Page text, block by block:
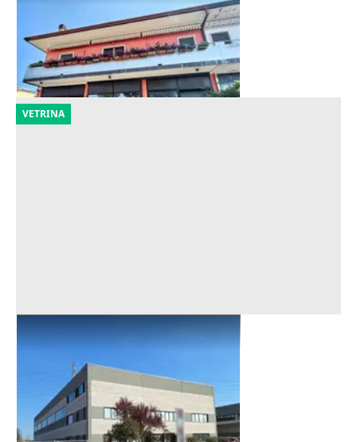
Zevio (Verona)
120.180 €
29/09/2026
VETRINA
Asta Capannone con uffici e corte
Ravenna (Ravenna)
1.125.600 €
25/09/2026